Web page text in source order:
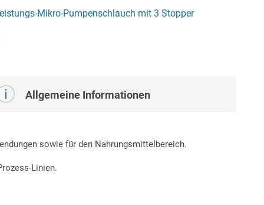
Mikro-Pumpenschlauch mit 3 Stopper
Allgemeine Informationen
sowie für den Nahrungsmittelbereich.
Linien.